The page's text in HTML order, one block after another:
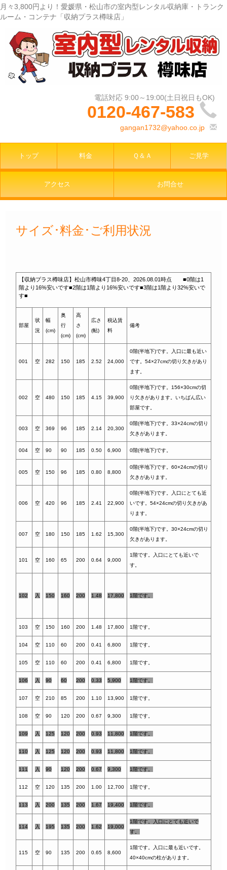
月々3,800円より！愛媛県・松山市の室内型レンタル収納庫・トランク
ルーム・コンテナ「収納プラス樽味店」
0120-467-583
gangan1732@yahoo.co.jp
トップ 料金 Ｑ＆Ａ ご見学
アクセス お問合せ
サイズ･料金･ご利用状況
【収納プラス樽味店】松山市樽味4丁目8-20、2026.08.01 時点 ■0階は1
階より16%安いです■2階は1階より16%安いです■3階は1階より32%安いで
す■
部屋
状
況
幅
(cm)
奥
行
(cm)
高
さ
(cm)
広さ
(帖)
税込賃
料
備考
001 空 282 150 185 2.52 24,000
0階(半地下)です。入口に最も近い
です。54×27cmの切り欠きがあり
ます。
002 空 480 150 185 4.15 39,900
0階(半地下)です。156×30cmの切
り欠きがあります。いちばん広い
部屋です。
003 空 369 96 185 2.14 20,300
0階(半地下)です。33×24cmの切り
欠きがあります。
004 空 90 90 185 0.50 6,900 0階(半地下)です。
005 空 150 96 185 0.80 8,800
0階(半地下)です。60×24cmの切り
欠きがあります。
006 空 420 96 185 2.41 22,900
0階(半地下)です。入口にとても近
いです。54×24cmの切り欠きがあ
ります。
007 空 180 150 185 1.62 15,300
0階(半地下)です。30×24cmの切り
欠きがあります。
101 空 160 65 200 0.64 9,000
1階です。入口にとても近いで
す。
102 入 150 160 200 1.48 17,800 1階です。
103 空 150 160 200 1.48 17,800 1階です。
104 空 110 60 200 0.41 6,800 1階です。
105 空 110 60 200 0.41 6,800 1階です。
106 入 90 60 200 0.33 5,900 1階です。
107 空 210 85 200 1.10 13,900 1階です。
108 空 90 120 200 0.67 9,300 1階です。
109 入 125 120 200 0.93 11,800 1階です。
110 入 125 120 200 0.93 11,800 1階です。
111 入 90 120 200 0.67 9,300 1階です。
112 空 120 135 200 1.00 12,700 1階です。
113 入 200 135 200 1.67 19,400 1階です。
114 入 195 135 200 1.62 19,000
1階です。入口にとても近いで
す。
115 空 90 135 200 0.65 8,600
1階です。入口に最も近いです。
40×40cmの柱があります。